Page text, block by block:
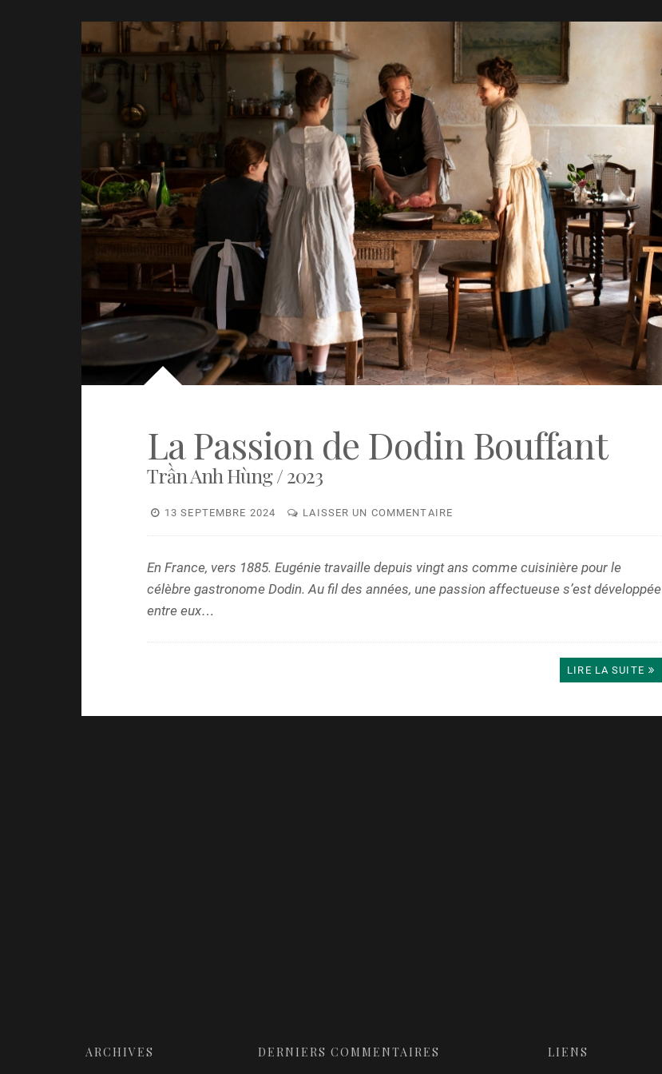
La Passion de Dodin Bouffant
Trần Anh Hùng / 2023
13 SEPTEMBRE 2024 LAISSER UN COMMENTAIRE
En France, vers 1885. Eugénie travaille depuis vingt ans comme cuisinière pour le
célèbre gastronome Dodin. Au fil des années, une passion affectueuse s’est développée
entre eux…
LIRE LA SUITE
ARCHIVES DERNIERS COMMENTAIRES LIENS